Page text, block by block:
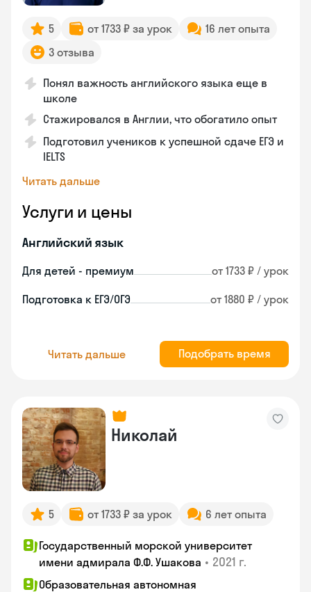
5 от 1733 ₽ за урок
16 лет опыта
3 отзыва
Понял важность английского языка еще в
школе
Стажировался в Англии, что обогатило опыт
Подготовил учеников к успешной сдаче ЕГЭ и
IELTS
Читать дальше
Услуги и цены
Английский язык
Для детей - премиум от 1733 ₽ / урок
Подготовка к ЕГЭ/ОГЭ от 1880 ₽ / урок
Читать дальше Подобрать время
Николай
5 от 1733 ₽ за урок 6 лет опыта
Государственный морской университет
имени адмирала Ф.Ф. Ушакова • 2021 г.
Образовательная автономная